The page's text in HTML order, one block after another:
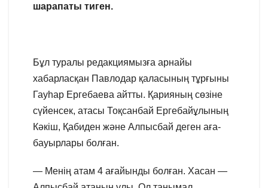
шарапаты тиген.
Бұл туралы редакциямызға арнайы
хабарласқан Павлодар қаласының тұрғыны
Гауһар Ергебаева айтты. Қарияның сөзіне
сүйенсек, атасы Тоқсанбай Ергебайұлының
Кәкіш, Қабиден және Алпысбай деген аға-
бауырлары болған.
— Менің атам 4 ағайынды болған. Хасан —